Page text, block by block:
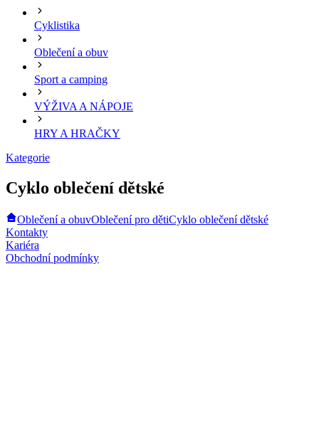
Cyklistika
Oblečení a obuv
Sport a camping
VÝŽIVA A NÁPOJE
HRY A HRAČKY
Kategorie
Cyklo oblečení dětské
Oblečení a obuvOblečení pro dětiCyklo oblečení dětské
Kontakty
Kariéra
Obchodní podmínky